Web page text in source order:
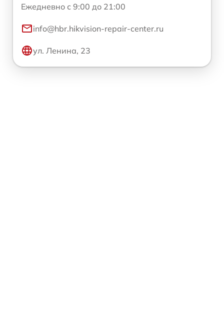
Ежедневно с 9:00 до 21:00
info@hbr.hikvision-repair-center.ru
ул. Ленина, 23